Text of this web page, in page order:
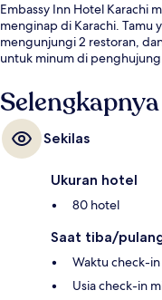
Embassy Inn Hotel Karachi
menginap di Karachi.
mengunjungi 2 restoran,
untuk minum di penghujung
Sekilas
Ukuran hotel
80 hotel
Saat tiba/
Waktu check-
Usia check-in